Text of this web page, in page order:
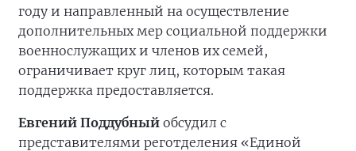
году и направленный на осуществление
дополнительных мер социальной поддержки
военнослужащих и членов их семей,
ограничивает круг лиц, которым такая
поддержка предоставляется.
Евгений Поддубный обсудил с
представителями реготделения «Единой